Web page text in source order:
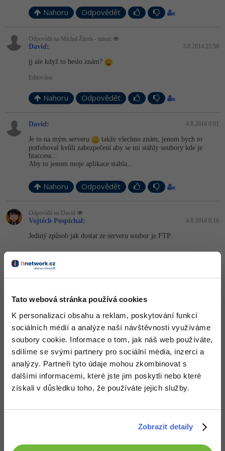
Tato webová stránka používá cookies
K personalizaci obsahu a reklam, poskytování funkcí
sociálních médií a analýze naší návštěvnosti využíváme
soubory cookie. Informace o tom, jak náš web používáte,
sdílíme se svými partnery pro sociální média, inzerci a
analýzy. Partneři tyto údaje mohou zkombinovat s
dalšími informacemi, které jste jim poskytli nebo které
získali v důsledku toho, že používáte jejich služby.
Zobrazit detaily
Copywriter
WordPress specialista
SEO specialista
Algoritmy -41%
Umělá inteligence (AI)
Pro děti
Více
Kurzy e-commerce
Testování softwaru
Datová analýza
Digitální gramotnost
Marketing
SEO -30%
UX
Business
Kryptoměny -25%
Copywriting -30%
Time management
Kurzy designu
HTML/CSS -80%
Photoshop
Adobe Illustrator -80%
Adobe Lightroom
-15%
-25%
Adobe After Effects
Blender -80%
Inkscape
Příběhy absolventů
Blog
Kariéra
Pro firmy
Nahoru Odpovědět
Odpovídá na Michal Žůrek - misaz
David: 3.8.2014 23:58
jj ale když to heslo znám?
Editováno
Nahoru Odpovědět
David : 4.8.2014 0:01
Je to na mým serveru
takže všechno znám, jenom bych to
potřeboval kvůli zabezpečení aby se mi stáhly soubory kde je
htaccess...
Aby to jenom moje aplikace stáhla...
Nahoru Odpovědět
Odpovídá na David
Vojtěch Pospíchal: 4.8.2014 0:16
Jediný způsob jak dostat ze serveru soubor je FTP.
Nahoru
pokud píšeš v C# naimportuj si knihnu Micrsoft.Visu­alBasic,
My.Computer.Network.DownloadFile("ftp://
no a pka si to načteš z cesty co zadáš do druhého parametru.
Nahoru Odpovědět